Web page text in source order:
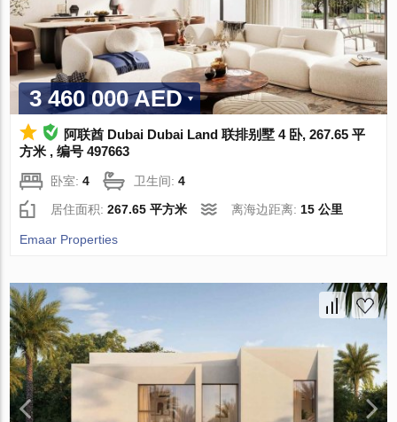
3 460 000 AED
阿联酋 Dubai Dubai Land 联排别墅 4 卧, 267.65 平
方米 , 编号 497663
卧室:4 卫生间:4
居住面积:267.65 平方米 离海边距离: 15 公里
Emaar Properties